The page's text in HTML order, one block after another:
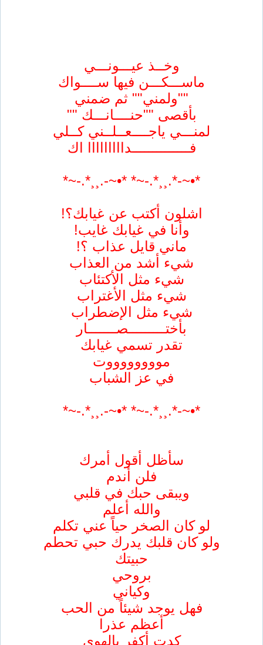
وخــذ عيـــونـــي
ماســـكـــن فيها ســــواك
""ولمني"" ثم ضمني
بأقصى ""حنــــانـــك ""
لمنـــي ياجــــعــلــني كــلي
فــــــــــــــدااااااااا اك
*•~-*.¸¸*.-~* *•~-.¸¸*.-~*
اشلون أكتب عن غيابك؟!
وأنا في غيابك غايب!
ماني قايل عذاب ؟!
شيء أشد من العذاب
شيء مثل الأكتئاب
شيء مثل الأغتراب
شيء مثل الإضطراب
بأختـــــــــصـــــــار
تقدر تسمي غيابك
مووووووووت
في عز الشباب
*•~-*.¸¸*.-~* *•~-.¸¸*.-~*
سأظل أقول أمرك
فلن أندم
ويبقى حبك في قلبي
والله أعلم
لو كان الصخر حياً عني تكلم
ولو كان قلبك يدرك حبي تحطم
حبيتك
بروحي
وكياني
فهل يوجد شيئاً من الحب
أعظم عذرا
كدت أكفر بالهوى